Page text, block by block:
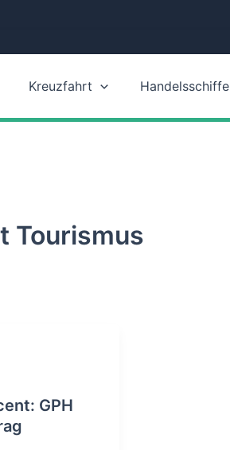
Kreuzfahrt Handelsschiffe
Tourismus
GPH